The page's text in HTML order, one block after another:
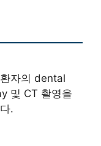
자의 dental
및 CT 촬영을
.